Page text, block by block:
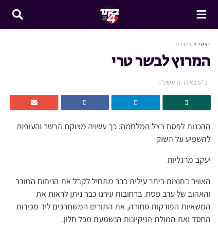
ראשי כלכלה
המרוץ לבשר טרי
כ״ט באדר ה׳תשפ״ו
ההכנות לפסח בצל המלחמה: כך עשויה מצוקת הבשר והעופות
להשפיע על השוק
יעקב מרגליות
האוויר בחוצות ביתר עילית כבר מתחיל לקבל את הניחוח המוכר
והאהוב של ערב פסח. ברחובות עירנו כבר ניתן לראות את
המשאיות הפורקות סחורה, את התורים המשתרכים ליד מכירות
החסד ואת המולת הניקיונות הנשמעת מכל חלון.